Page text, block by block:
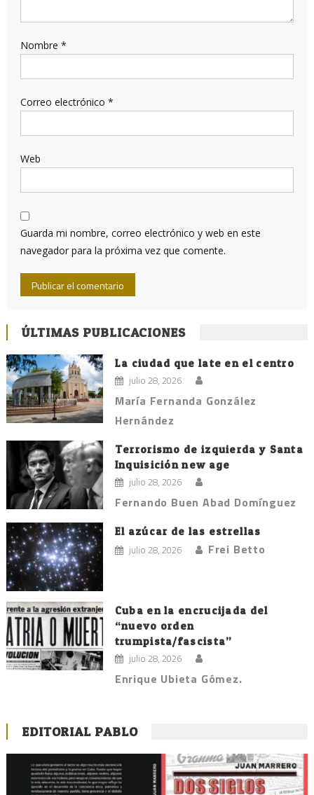
Nombre *
Correo electrónico *
Web
Guarda mi nombre, correo electrónico y web en este
navegador para la próxima vez que comente.
ÚLTIMAS PUBLICACIONES
La ciudad que late en el centro
julio 28, 2026
María Fernanda González
Hernández
Terrorismo de izquierda y Santa
Inquisición new age
julio 28, 2026
Fernando Buen Abad Domínguez
El azúcar de las estrellas
julio 28, 2026 Frei Betto
Cuba en la encrucijada del
“nuevo orden
trumpista/fascista”
julio 28, 2026
Enrique Ubieta Gómez.
EDITORIAL PABLO